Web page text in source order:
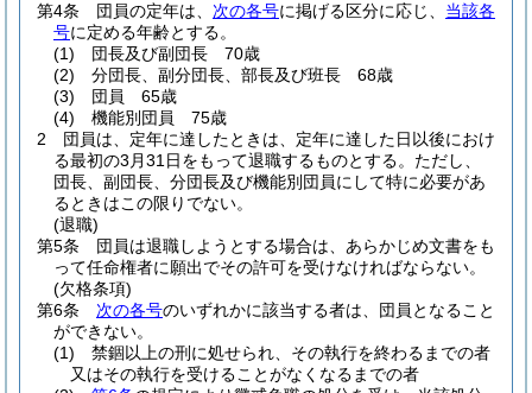
第4条
団員の定年は、 次の各号に掲げる区分に応じ、 当該各
号に定める年齢とする。
(1)
団長及び副団長 70歳
(2)
分団長、副分団長、部長及び班長 68歳
(3)
団員 65歳
(4)
機能別団員 75歳
2
団員は、定年に達したときは、定年に達した日以後におけ
る最初の3月31日をもって退職するものとする。 ただし、
団長、副団長、分団長及び機能別団員にして特に必要があ
るときはこの限りでない。
(退職)
第5条
団員は退職しようとする場合は、あらかじめ文書をも
って任命権者に願出でその許可を受けなければならない。
(欠格条項)
第6条
次の各号のいずれかに該当する者は、団員となること
ができない。
(1)
禁錮以上の刑に処せられ、その執行を終わるまでの者
又はその執行を受けることがなくなるまでの者